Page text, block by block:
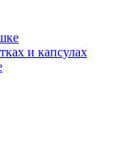
и капсулах